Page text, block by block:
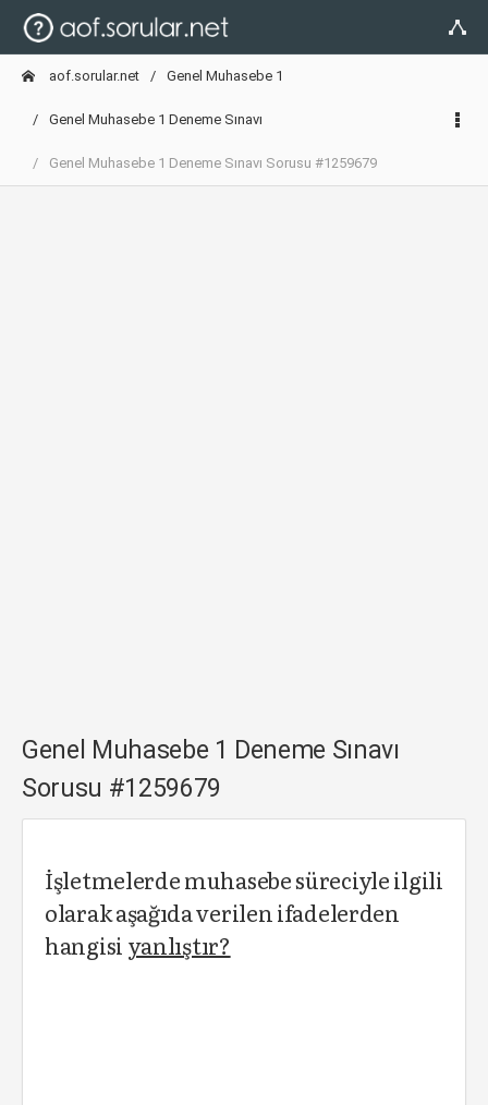
aof.sorular.net Genel Muhasebe 1
Genel Muhasebe 1 Deneme Sınavı
Genel Muhasebe 1 Deneme Sınavı Sorusu #1259679
Genel Muhasebe 1 Deneme Sınavı
Sorusu #1259679
İşletmelerde muhasebe süreciyle ilgili
olarak aşağıda verilen ifadelerden
hangisi yanlıştır?